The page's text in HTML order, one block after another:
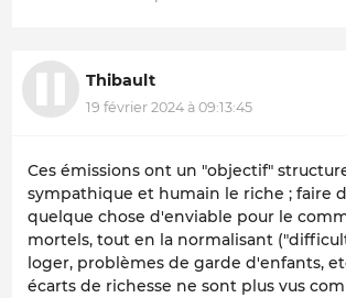
Thibault
19 février 2024 à 09:13:45
Ces émissions ont un "objectif"
sympathique et humain le riche ; faire
quelque chose d'enviable pour le
mortels, tout en la normalisant
loger, problèmes de garde d'enfants,
écarts de richesse ne sont plus vus